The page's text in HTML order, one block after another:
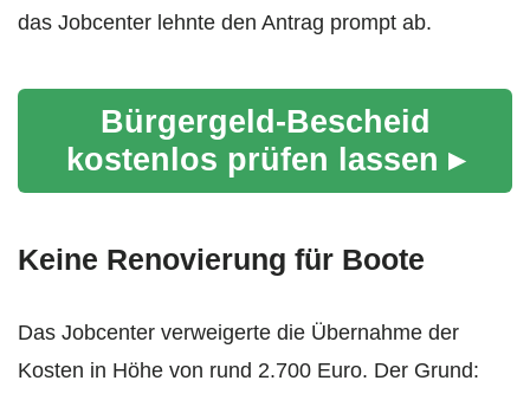
das Jobcenter lehnte den Antrag prompt ab.
Bürgergeld-Bescheid
kostenlos prüfen lassen ▸
Keine Renovierung für Boote
Das Jobcenter verweigerte die Übernahme der
Kosten in Höhe von rund 2.700 Euro. Der Grund: